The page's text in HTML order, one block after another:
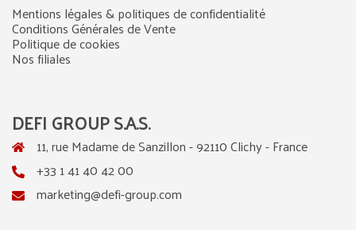
Mentions légales & politiques de confidentialité
Conditions Générales de Vente
Politique de cookies
Nos filiales
DEFI GROUP S.A.S.
11, rue Madame de Sanzillon - 92110 Clichy - France
+33 1 41 40 42 00
marketing@defi-group.com